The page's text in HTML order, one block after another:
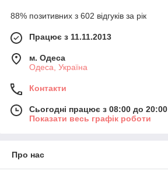
88% позитивних з 602 відгуків за рік
Працює з 11.11.2013
м. Одеса
Одеса, Україна
Контакти
Сьогодні працює з 08:00 до 20:00
Показати весь графік роботи
Про нас